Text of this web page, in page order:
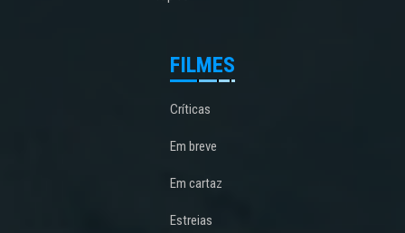
FILMES
Críticas
Em breve
Em cartaz
Estreias